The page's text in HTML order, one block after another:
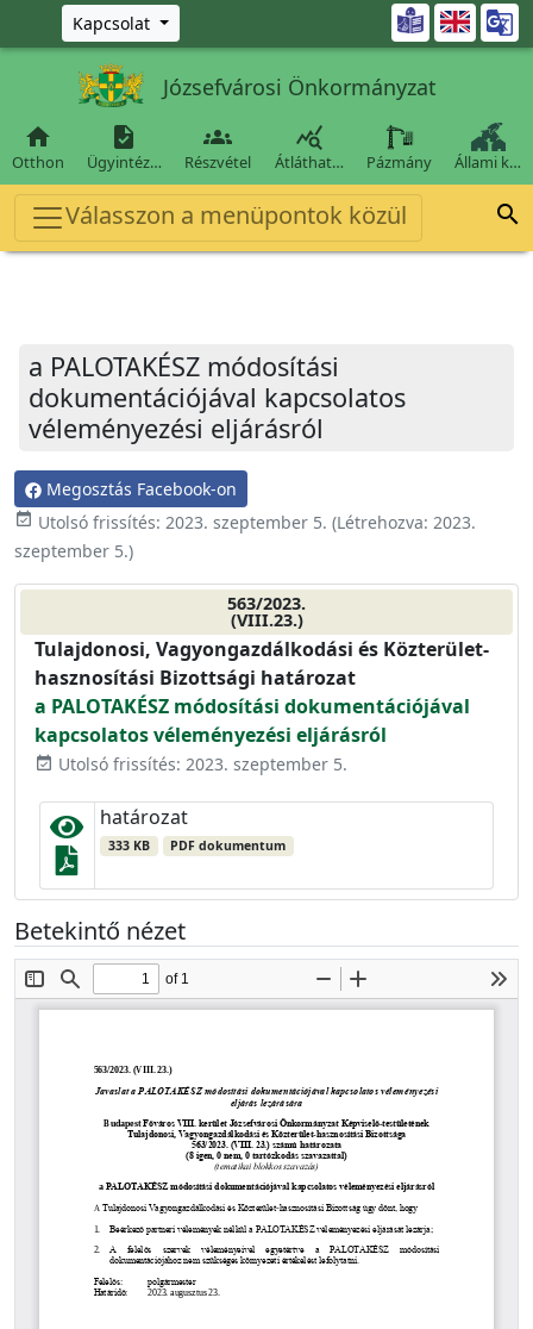
Ugrás a fő tartalomra
Kapcsolat 
Józsefvárosi Önkormányzat

Otthon

Ügyintéz…

Részvétel

Átláthat… Pázmány Állami k…
Válasszon a menüpontok közül 
a PALOTAKÉSZ módosítási
dokumentációjával kapcsolatos
véleményezési eljárásról
Megosztás Facebook-on
event_available Utolsó frissítés: 2023. szeptember 5. (Létrehozva: 2023.
szeptember 5.)
563/2023.
(VIII.23.)
Tulajdonosi, Vagyongazdálkodási és Közterület-
hasznosítási Bizottsági határozat
a PALOTAKÉSZ módosítási dokumentációjával
kapcsolatos véleményezési eljárásról
event_available Utolsó frissítés: 2023. szeptember 5.
határozat
333 KB PDF dokumentum
Betekintő nézet